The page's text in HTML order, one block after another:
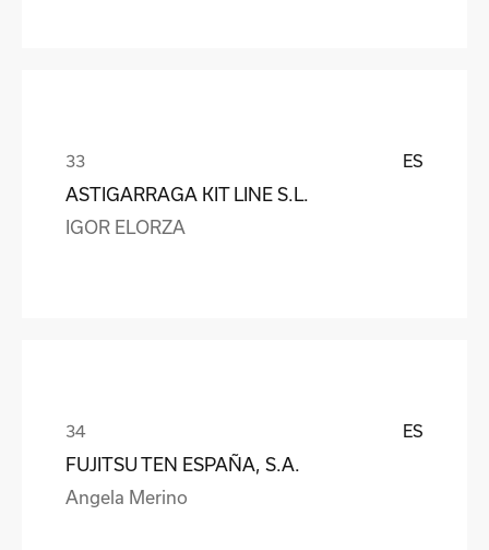
ES
ASTIGARRAGA KIT LINE S.L.
IGOR ELORZA
ES
FUJITSU TEN ESPAÑA, S.A.
Angela Merino